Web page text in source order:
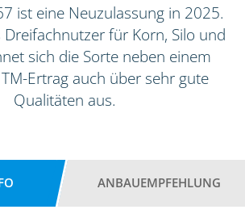
ist eine Neuzulassung in 2025.
für Korn, Silo und
sich die Sorte neben einem
Ertrag auch über sehr gute
Qualitäten aus.
ANBAUEMPFEHLUNG